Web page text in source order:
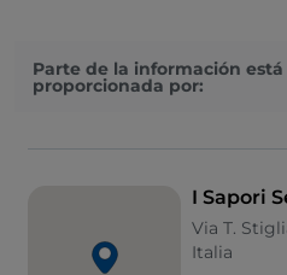
Parte de la información está
proporcionada por:
I Sapori
Via T.
Italia